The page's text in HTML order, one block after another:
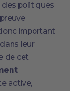
des politiques
important
leur
de cet
active,